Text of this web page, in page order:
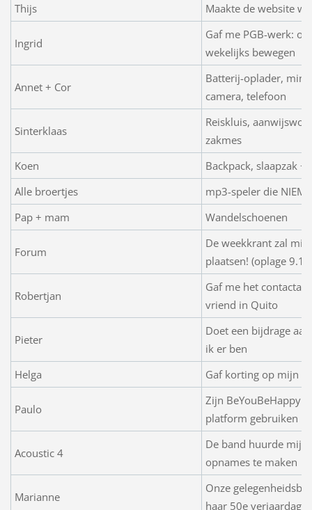
Thijs
Maakte de website
Ingrid
Gaf me PGB-werk:
wekelijks bewegen
Annet + Cor
Batterij-oplader,
camera, telefoon
Sinterklaas
Reiskluis,
zakmes
Koen
Backpack, slaapzak
Alle broertjes
mp3-speler die
Pap + mam
Wandelschoenen
Forum
De weekkrant zal
plaatsen! (oplage
Robertjan
Gaf me het
vriend in Quito
Pieter
Doet een bijdrage
ik er ben
Helga
Gaf korting op mijn
Paulo
Zijn
platform gebruiken
Acoustic 4
De band huurde mij
opnames te maken
Marianne
Onze
haar 50e verjaardag